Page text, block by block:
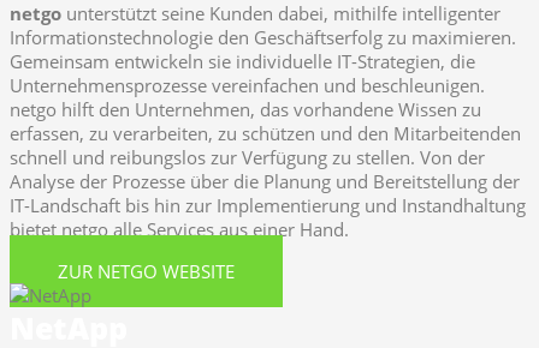
netgo unterstützt seine Kunden dabei, mithilfe intelligenter
Informationstechnologie den Geschäftserfolg zu maximieren.
Gemeinsam entwickeln sie individuelle IT-Strategien, die
Unternehmensprozesse vereinfachen und beschleunigen.
netgo hilft den Unternehmen, das vorhandene Wissen zu
erfassen, zu verarbeiten, zu schützen und den Mitarbeitenden
schnell und reibungslos zur Verfügung zu stellen. Von der
Analyse der Prozesse über die Planung und Bereitstellung der
IT-Landschaft bis hin zur Implementierung und Instandhaltung
bietet netgo alle Services aus einer Hand.
ZUR NETGO WEBSITE